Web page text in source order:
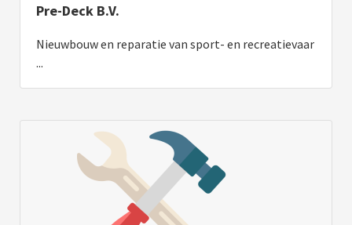
Pre-Deck B.V.
Nieuwbouw en reparatie van sport- en recreatievaar
...